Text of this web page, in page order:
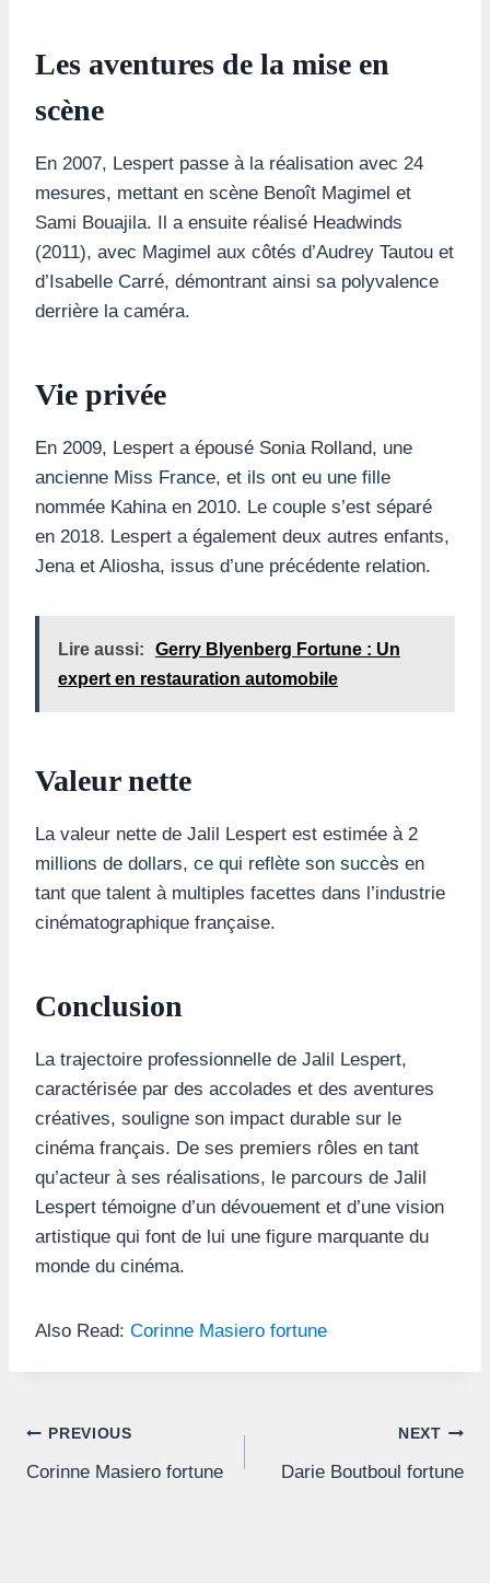
Les aventures de la mise en
scène
En 2007, Lespert passe à la réalisation avec 24
mesures, mettant en scène Benoît Magimel et
Sami Bouajila. Il a ensuite réalisé Headwinds
(2011), avec Magimel aux côtés d’Audrey Tautou et
d’Isabelle Carré, démontrant ainsi sa polyvalence
derrière la caméra.
Vie privée
En 2009, Lespert a épousé Sonia Rolland, une
ancienne Miss France, et ils ont eu une fille
nommée Kahina en 2010. Le couple s’est séparé
en 2018. Lespert a également deux autres enfants,
Jena et Aliosha, issus d’une précédente relation.
Lire aussi:
Gerry Blyenberg Fortune : Un
expert en restauration automobile
Valeur nette
La valeur nette de Jalil Lespert est estimée à 2
millions de dollars, ce qui reflète son succès en
tant que talent à multiples facettes dans l’industrie
cinématographique française.
Conclusion
La trajectoire professionnelle de Jalil Lespert,
caractérisée par des accolades et des aventures
créatives, souligne son impact durable sur le
cinéma français. De ses premiers rôles en tant
qu’acteur à ses réalisations, le parcours de Jalil
Lespert témoigne d’un dévouement et d’une vision
artistique qui font de lui une figure marquante du
monde du cinéma.
Also Read: Corinne Masiero fortune
Post
navigation
PREVIOUS
Corinne Masiero fortune
NEXT
Darie Boutboul fortune